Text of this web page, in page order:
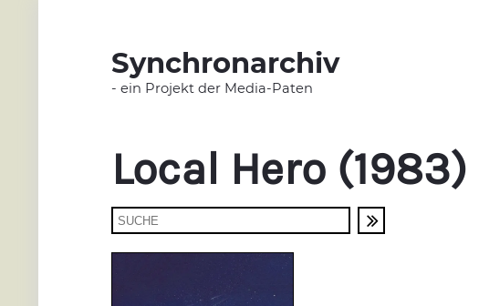
Synchronarchiv
- ein Projekt der Media-Paten
Local Hero (1983)